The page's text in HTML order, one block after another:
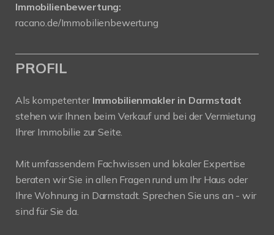
Immobilienbewertung:
racano.de/Immobilienbewertung
PROFIL
Als kompetenter Immobilienmakler in Darmstadt
stehen wir Ihnen beim Verkauf und bei der Vermietung
Ihrer Immobilie zur Seite.
Mit umfassendem Fachwissen und lokaler Expertise
beraten wir Sie in allen Fragen rund um Ihr Haus oder
Ihre Wohnung in Darmstadt. Sprechen Sie uns an - wir
sind für Sie da.